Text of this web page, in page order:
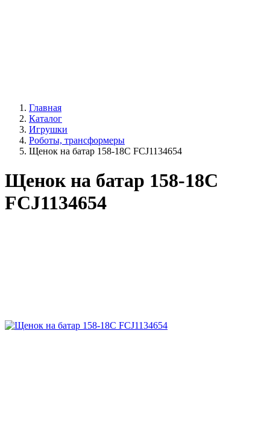
Главная
Каталог
Игрушки
Роботы, трансформеры
Щенок на батар 158-18С FCJ1134654
Щенок на батар 158-18С
FCJ1134654